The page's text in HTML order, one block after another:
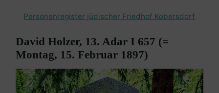
Personenregister jüdischer Friedhof Kobersdorf
David Holzer, 13. Adar I 657 (=
Montag, 15. Februar 1897)